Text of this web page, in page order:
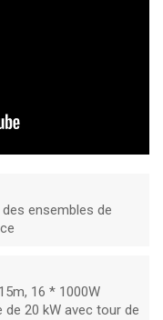
ensembles de
16 * 1000W
de 20 kW avec tour de